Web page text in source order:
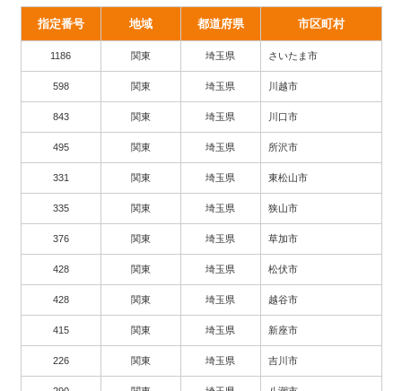
指定番号 地域 都道府県 市区町村
1186 関東 埼玉県 さいたま市
598 関東 埼玉県 川越市
843 関東 埼玉県 川口市
495 関東 埼玉県 所沢市
331 関東 埼玉県 東松山市
335 関東 埼玉県 狭山市
376 関東 埼玉県 草加市
428 関東 埼玉県 松伏市
428 関東 埼玉県 越谷市
415 関東 埼玉県 新座市
226 関東 埼玉県 吉川市